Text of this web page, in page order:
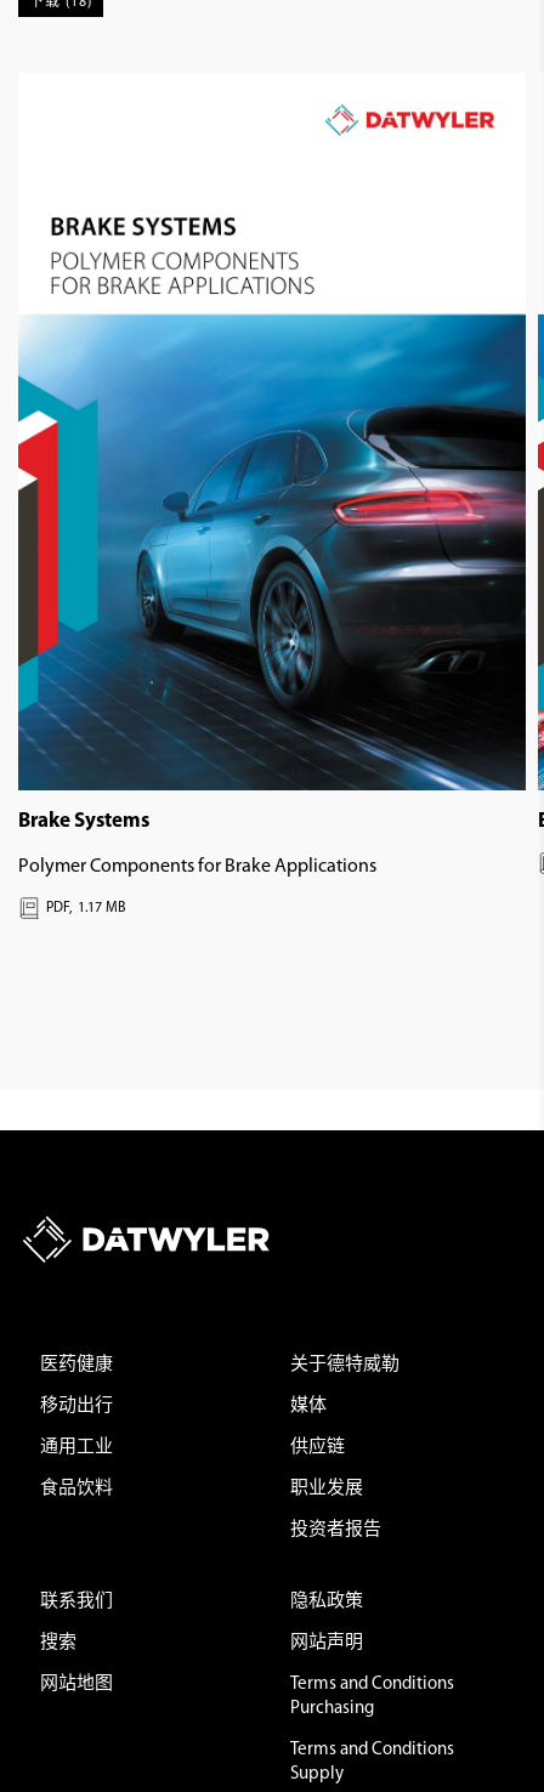
Brake Systems
Polymer Components for Brake Applications
PDF, 1.17 MB
医药健康
移动出行
通用工业
食品饮料
关于德特威勒
媒体
供应链
职业发展
投资者报告
联系我们
搜索
网站地图
隐私政策
网站声明
Terms and Conditions
Purchasing
Terms and Conditions
Supply